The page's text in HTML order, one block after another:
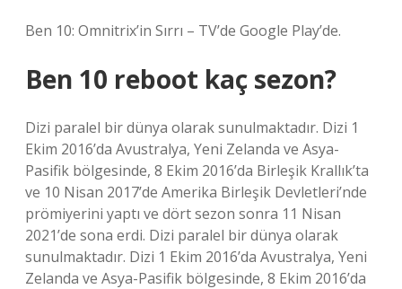
Ben 10: Omnitrix’in Sırrı – TV’de Google Play’de.
Ben 10 reboot kaç sezon?
Dizi paralel bir dünya olarak sunulmaktadır. Dizi 1
Ekim 2016’da Avustralya, Yeni Zelanda ve Asya-
Pasifik bölgesinde, 8 Ekim 2016’da Birleşik Krallık’ta
ve 10 Nisan 2017’de Amerika Birleşik Devletleri’nde
prömiyerini yaptı ve dört sezon sonra 11 Nisan
2021’de sona erdi. Dizi paralel bir dünya olarak
sunulmaktadır. Dizi 1 Ekim 2016’da Avustralya, Yeni
Zelanda ve Asya-Pasifik bölgesinde, 8 Ekim 2016’da